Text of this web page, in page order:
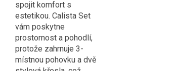
spojit komfort s
estetikou. Calista Set
vám poskytne
prostornost a pohodlí,
protože zahrnuje 3-
místnou pohovku a dvě